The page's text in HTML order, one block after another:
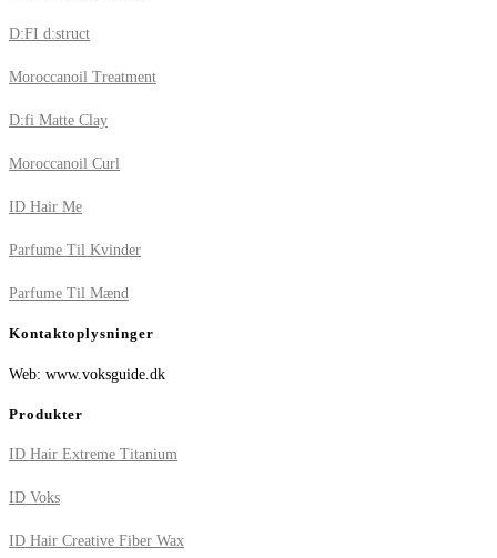
D:FI d:struct
Moroccanoil Treatment
D:fi Matte Clay
Moroccanoil Curl
ID Hair Me
Parfume Til Kvinder
Parfume Til Mænd
Kontaktoplysninger
Web: www.voksguide.dk
Produkter
ID Hair Extreme Titanium
ID Voks
ID Hair Creative Fiber Wax